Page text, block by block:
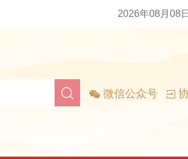
2026年08月08
微信公众号